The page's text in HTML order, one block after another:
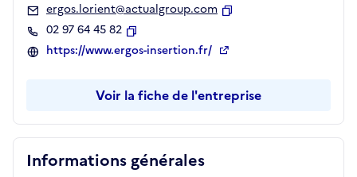
Informations générales
ergos.lorient@actualgroup.com
02 97 64 45 82
Copier
https://www.ergos-insertion.fr/
Voir la fiche de l'entreprise